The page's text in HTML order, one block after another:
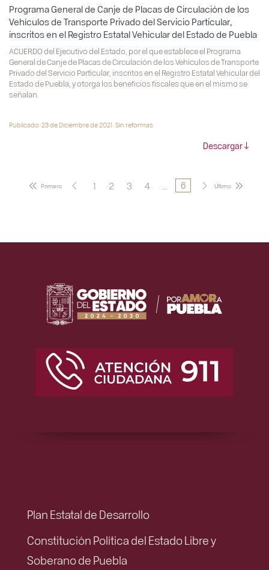
Programa General de Canje de Placas de Circulación de los
Vehículos de Transporte Privado del Servicio Particular,
inscritos en el Registro Estatal Vehicular del Estado de Puebla
ACUERDO del Ejecutivo del Estado, por el que establece el Programa
General de Canje de Placas de Circulación de los Vehículos de Transporte
Privado del Servicio Particular, inscritos en el Registro Estatal Vehicular del
Estado de Puebla, y otorga los beneficios fiscales que en el mismo se
señalan.
Publicado: 23 de Diciembre de 2021. Sin reformas.
Descargar
1 2 3 4 ... 6
Plan Estatal de Desarrollo
Constitución Política del Estado Libre y
Soberano de Puebla